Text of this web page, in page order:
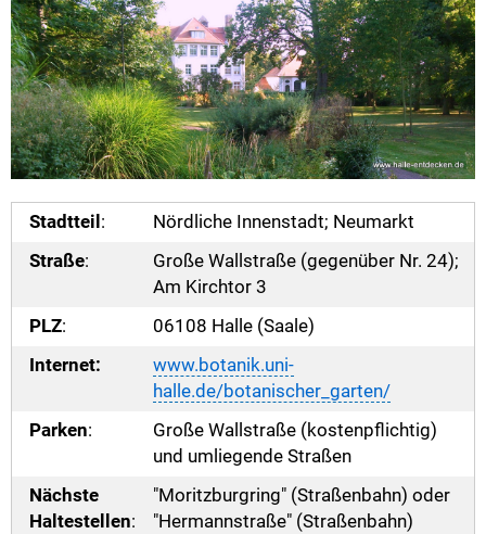
Stadtteil :
Nördliche Innenstadt; Neumarkt
Straße:
Große Wallstraße (gegenüber Nr. 24);
Am Kirchtor 3
PLZ:
06108 Halle (Saale)
Internet:
www.botanik.uni-
halle.de/botanischer_garten/
Parken:
Große Wallstraße (kostenpflichtig)
und umliegende Straßen
Nächste
Haltestellen:
"Moritzburgring" (Straßenbahn) oder
"Hermannstraße" (Straßenbahn)